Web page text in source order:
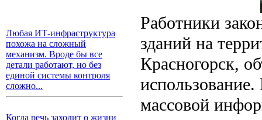
Любая ИТ-инфраструктура
похожа на сложный
механизм. Вроде бы все
детали работают, но без
единой системы контроля
сложно...
Когда речь заходит о жизни
Работники
зданий на
Красногорск,
массовой